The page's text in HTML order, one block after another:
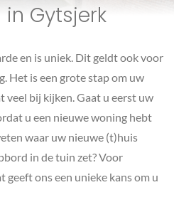
Gytsjerk
en is uniek. Dit geldt ook voor
Het is een grote stap om uw
veel bij kijken. Gaat u eerst uw
u een nieuwe woning hebt
waar uw nieuwe (t)huis
in de tuin zet? Voor
geeft ons een unieke kans om u